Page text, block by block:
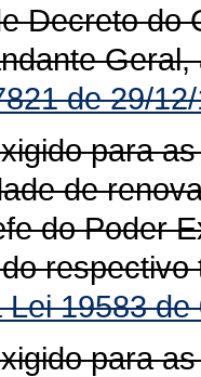
Decreto do
de 29/
para
de
do Poder
respectivo
19583 de
para